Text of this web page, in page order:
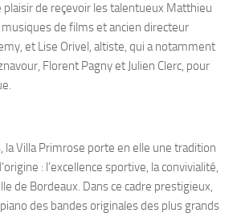
plaisir de reçevoir les talentueux Matthieu
de films et ancien directeur
et Lise Orivel, altiste, qui a notamment
Florent Pagny et Julien Clerc, pour
la Villa Primrose porte en elle une tradition
: l’excellence sportive, la convivialité,
de Bordeaux. Dans ce cadre prestigieux,
des bandes originales des plus grands